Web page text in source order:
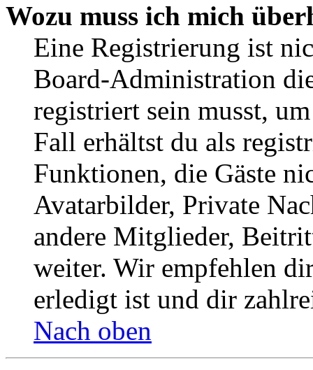
Wozu muss ich mich
Eine Registrierung ist
Board-Administration
registriert sein musst,
Fall erhältst du als
Funktionen, die Gäste
Avatarbilder, Private
andere Mitglieder,
weiter. Wir empfehlen
erledigt ist und dir
Nach oben